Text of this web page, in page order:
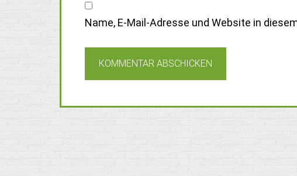
Name, E-Mail-Adresse und Website in